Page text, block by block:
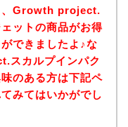
、Growth project.
ットの商品がお得
できましたよ♪な
スカルプインパク
のある方は下記ペ
みてはいかがでし